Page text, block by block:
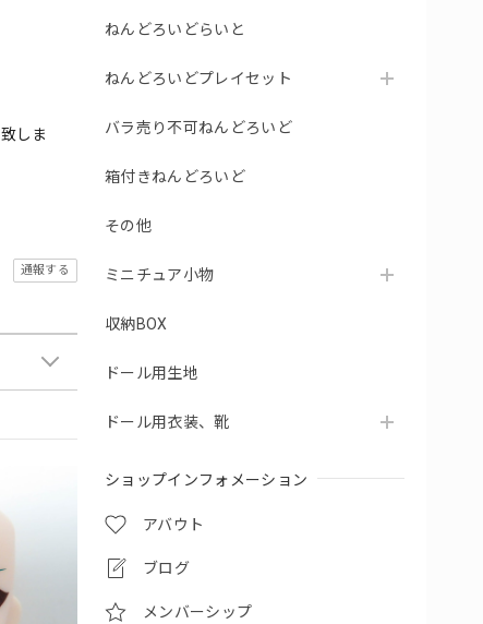
ねんどろいどらいと
ねんどろいどプレイセット
バラ売り不可ねんどろいど
箱付きねんどろいど
その他
ミニチュア小物
収納BOX
ドール用生地
ドール用衣装、靴
ショップインフォメーション
アバウト
ブログ
メンバーシップ
しま
通報する